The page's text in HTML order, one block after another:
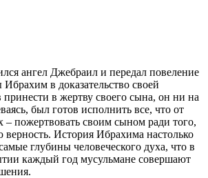
ангел Джебраил и передал повеление
в доказательство своей
принести в жертву своего сына, он ни на
был готов исполнить все, что от
– пожертвовать своим сыном ради того,
верность. История Ибрахима настолько
глубины человеческого духа, что в
каждый год мусульмане совершают